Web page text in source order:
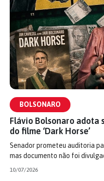
BOLSONARO
Flávio Bolsonaro adota
do filme ‘Dark Horse’
Senador prometeu auditoria
mas documento não foi
10/07/2026